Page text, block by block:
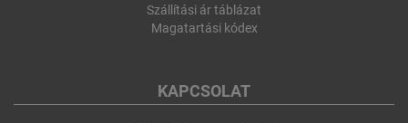
Szállítási ár táblázat
Magatartási kódex
KAPCSOLAT